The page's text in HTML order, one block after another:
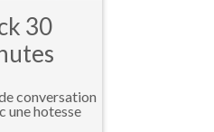
30
conversation
une hotesse